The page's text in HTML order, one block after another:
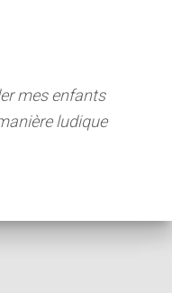
mes enfants
ludique